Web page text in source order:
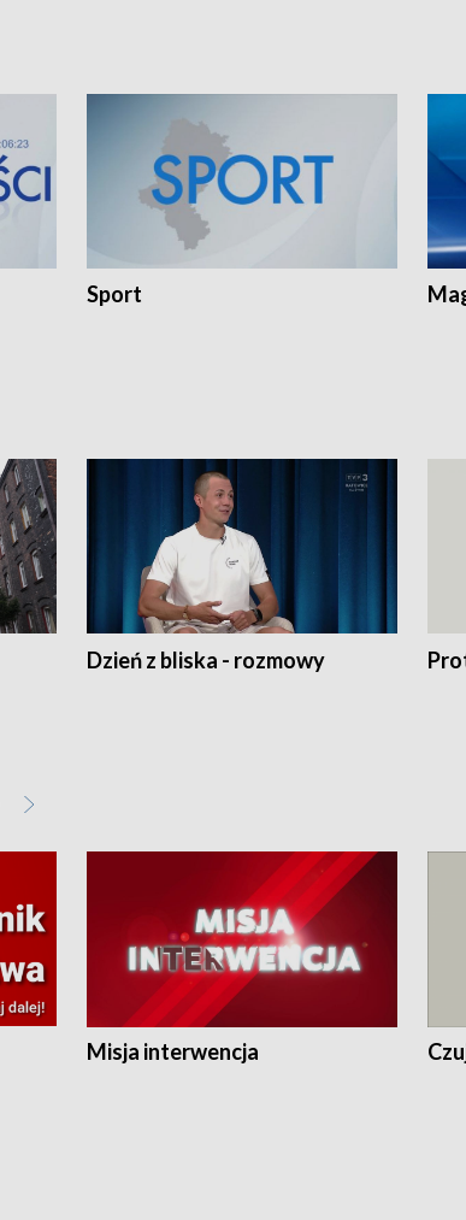
Sport
Dzień z bliska - rozmowy
Misja interwencja